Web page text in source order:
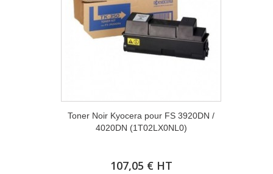
Toner Noir Kyocera pour FS 3920DN /
4020DN (1T02LX0NL0)
107,05 € HT